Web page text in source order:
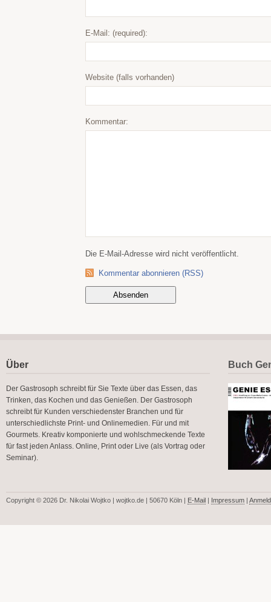
E-Mail: (required):
Website (falls vorhanden)
Kommentar:
Die E-Mail-Adresse wird nicht veröffentlicht.
Kommentar abonnieren (RSS)
Über
Der Gastrosoph schreibt für Sie Texte über das Essen, das
Trinken, das Kochen und das Genießen. Der Gastrosoph
schreibt für Kunden verschiedenster Branchen und für
unterschiedlichste Print- und Onlinemedien. Für und mit
Gourmets. Kreativ komponierte und wohlschmeckende Texte
für fast jeden Anlass. Online, Print oder Live (als Vortrag oder
Seminar).
Buch
Copyright © 2026 Dr. Nikolai Wojtko | wojtko.de | 50670 Köln | E-Mail | Impressum |